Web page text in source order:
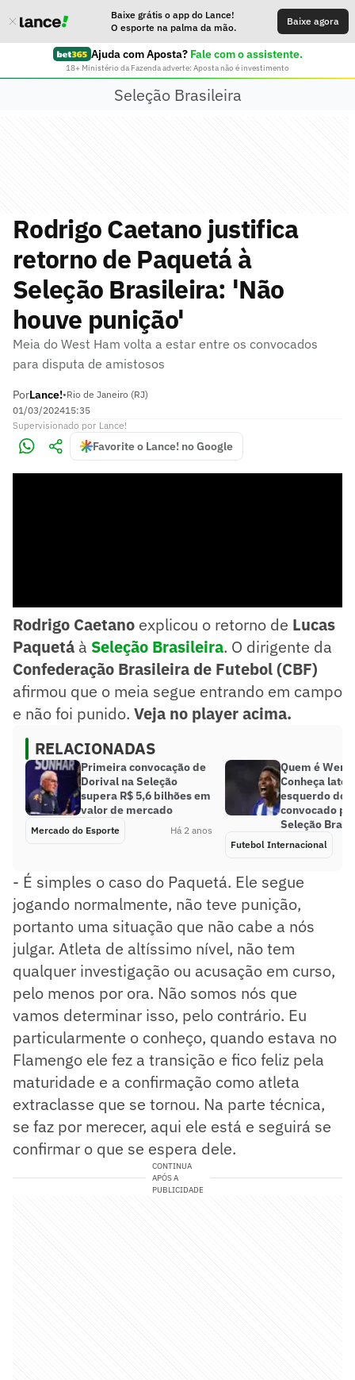
Baixe grátis o app do Lance!
O esporte na palma da mão.
Baixe agora
Ajuda com Aposta? Fale com o assistente.
18+ Ministério da Fazenda adverte: Aposta não é investimento
Seleção Brasileira
Rodrigo Caetano justifica
retorno de Paquetá à
Seleção Brasileira: 'Não
houve punição'
Meia do West Ham volta a estar entre os convocados
para disputa de amistosos
PorLance!•Rio de Janeiro (RJ)
01/03/202415:35
Supervisionado por Lance!
Favorite o Lance! no Google
Rodrigo Caetano explicou o retorno de Lucas
Paquetá à Seleção Brasileira. O dirigente da
Confederação Brasileira de Futebol (CBF)
afirmou que o meia segue entrando em campo
e não foi punido. Veja no player acima.
RELACIONADAS
Primeira convocação de
Dorival na Seleção
supera R$ 5,6 bilhões em
valor de mercado
Mercado do Esporte Há 2 anos
Quem é
Conheça
esquerdo do
convocado
Seleção
Futebol Internacional
- É simples o caso do Paquetá. Ele segue
jogando normalmente, não teve punição,
portanto uma situação que não cabe a nós
julgar. Atleta de altíssimo nível, não tem
qualquer investigação ou acusação em curso,
pelo menos por ora. Não somos nós que
vamos determinar isso, pelo contrário. Eu
particularmente o conheço, quando estava no
Flamengo ele fez a transição e fico feliz pela
maturidade e a confirmação como atleta
extraclasse que se tornou. Na parte técnica,
se faz por merecer, aqui ele está e seguirá se
confirmar o que se espera dele.
CONTINUA
APÓS A
PUBLICIDADE